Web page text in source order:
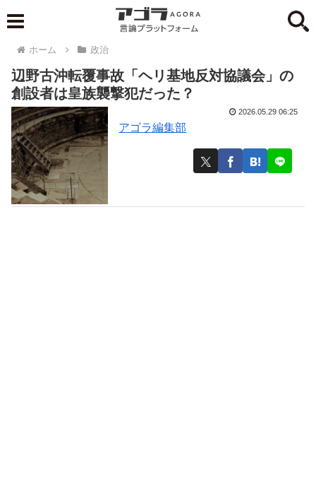
ホーム 政治
辺野古沖転覆事故「ヘリ基地反対協議会」の
創設者は皇族襲撃犯だった？
アゴラ編集部
2026.05.29 06:25